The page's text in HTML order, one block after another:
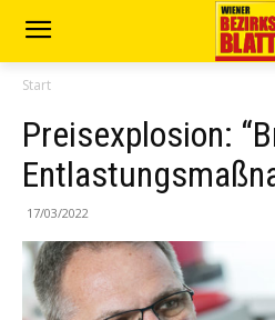
Start
Preisexplosion:
17/03/2022